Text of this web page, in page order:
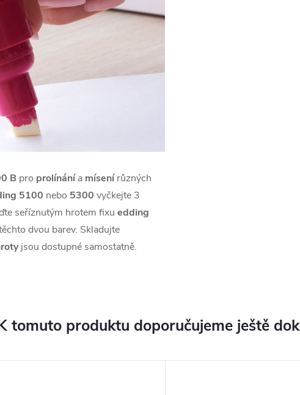
B pro prolínánía mísenírůzných
5100 nebo 5300 vyčkejte 3
seříznutým hrotem fixu edding
dvou barev. Skladujte
jsou dostupné samostatně.
tomuto produktu doporučujeme ještě